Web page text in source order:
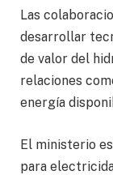
Las
desarrollar
de valor del
relaciones
energía
El ministerio
para